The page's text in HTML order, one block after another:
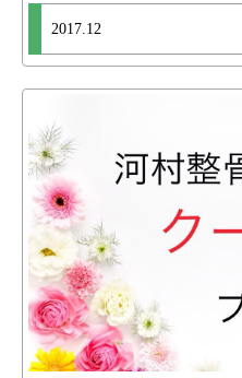
2017.12